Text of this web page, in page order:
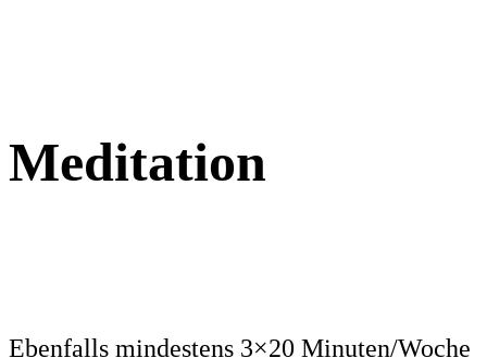
Meditation
Ebenfalls mindestens 3×20 Minuten/Woche